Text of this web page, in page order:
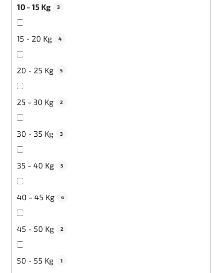
10 - 15 Kg 3
15 - 20 Kg 4
20 - 25 Kg 5
25 - 30 Kg 2
30 - 35 Kg 3
35 - 40 Kg 5
40 - 45 Kg 4
45 - 50 Kg 2
50 - 55 Kg 1